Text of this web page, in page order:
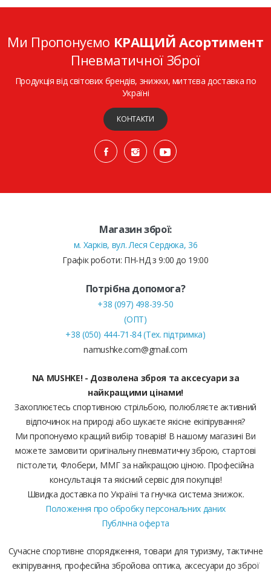
Ми Пропонуємо КРАЩИЙ Асортимент
Пневматичної Зброї
Продукція від світових брендів, знижки, миттєва доставка по
Україні
КОНТАКТИ
Магазин зброї:
м. Харків, вул. Леся Сердюка, 36
Графік роботи: ПН-НД з 9:00 до 19:00
Потрібна допомога?
+38 (097) 498-39-50
(ОПТ)
+38 (050) 444-71-84 (Тех. підтримка)
namushke.com@gmail.com
NA MUSHKE! - Дозволена зброя та аксесуари за
найкращими цінами!
Захоплюєтесь спортивною стрільбою, полюбляєте активний
відпочинок на природі або шукаєте якісне екіпірування?
Ми пропонуємо кращий вибір товарів! В нашому магазині Ви
можете замовити оригінальну пневматичну зброю, стартові
пістолети, Флобери, ММГ за найкращою ціною. Професійна
консультація та якісний сервіс для покупців!
Швидка доставка по Україні та гнучка система знижок.
Положення про обробку персональних даних
Публічна оферта
Сучасне спортивне спорядження, товари для туризму, тактичне
екіпірування, професійна збройова оптика, аксесуари до зброї